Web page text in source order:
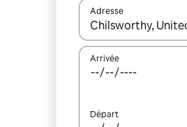
Adresse
Lorsque les résultats
Arrivée
Départ